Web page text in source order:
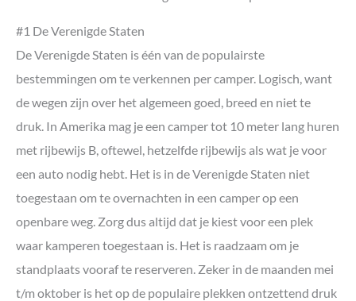
#1 De Verenigde Staten
De Verenigde Staten is één van de populairste
bestemmingen om te verkennen per camper. Logisch, want
de wegen zijn over het algemeen goed, breed en niet te
druk. In Amerika mag je een camper tot 10 meter lang huren
met rijbewijs B, oftewel, hetzelfde rijbewijs als wat je voor
een auto nodig hebt. Het is in de Verenigde Staten niet
toegestaan om te overnachten in een camper op een
openbare weg. Zorg dus altijd dat je kiest voor een plek
waar kamperen toegestaan is. Het is raadzaam om je
standplaats vooraf te reserveren. Zeker in de maanden mei
t/m oktober is het op de populaire plekken ontzettend druk